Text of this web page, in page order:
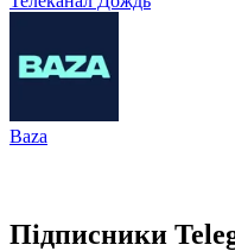
Baza
Підписники